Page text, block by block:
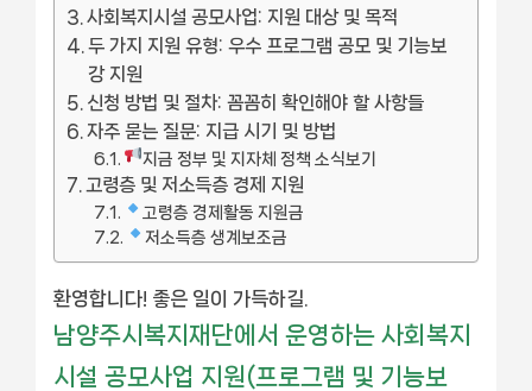
사회복지시설 공모사업: 지원 대상 및 목적
두 가지 지원 유형: 우수 프로그램 공모 및 기능보
강 지원
신청 방법 및 절차: 꼼꼼히 확인해야 할 사항들
자주 묻는 질문: 지급 시기 및 방법
지금 정부 및 지자체 정책 소식보기
고령층 및 저소득층 경제 지원
고령층 경제활동 지원금
저소득층 생계보조금
환영합니다! 좋은 일이 가득하길.
남양주시복지재단에서 운영하는 사회복지
시설 공모사업 지원(프로그램 및 기능보